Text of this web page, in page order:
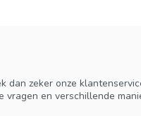
dan zeker onze
en verschillende